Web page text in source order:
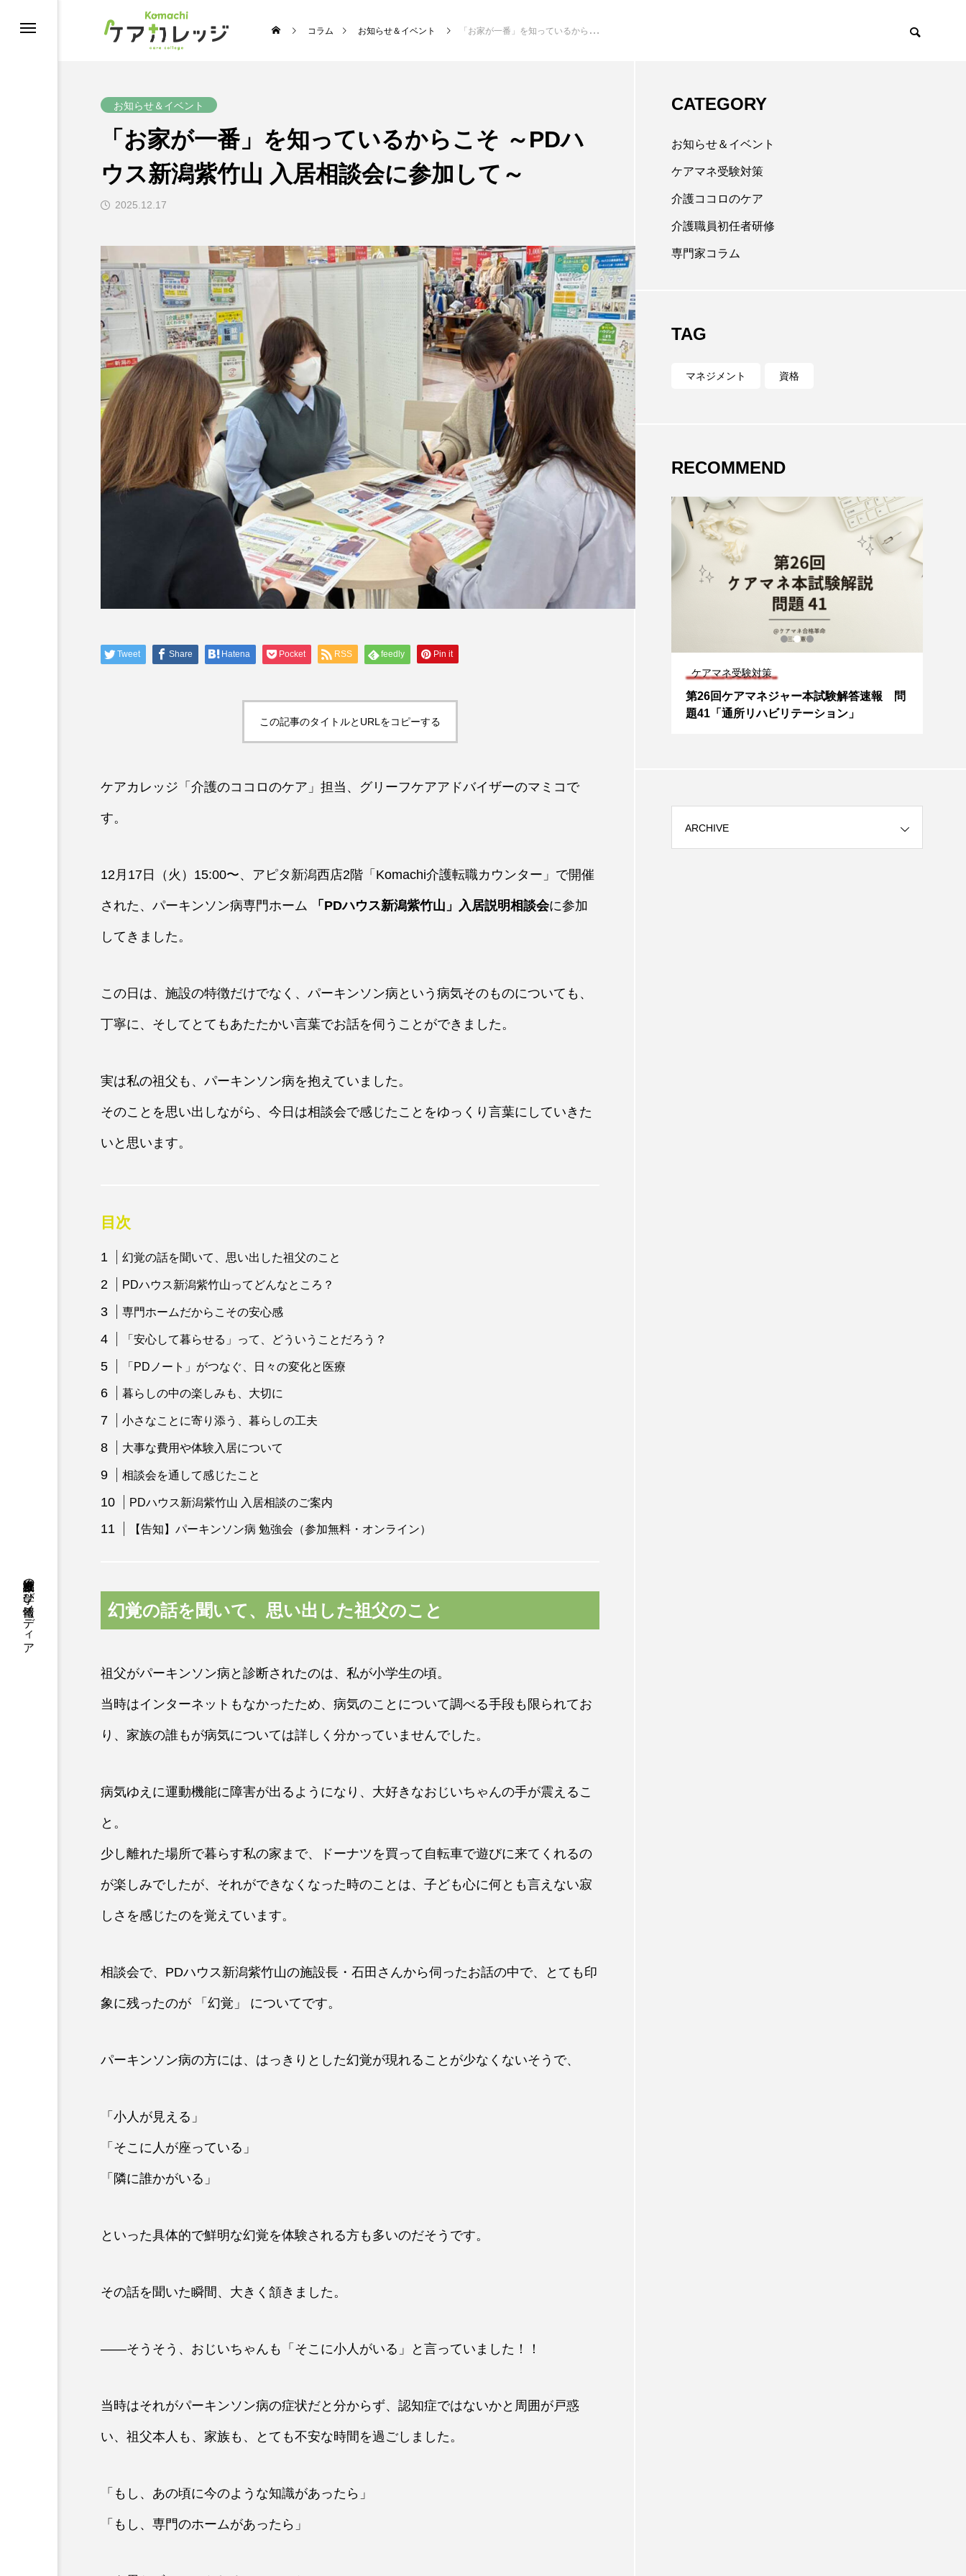
医療介護福祉の学び情報メディア
コラム お知らせ＆イベント 「お家が一番」を知っているからこそ ～PDハウス新潟紫竹山 入居相談会に参加して～
お知らせ＆イベント
「お家が一番」を知っているからこそ ～PDハ
ウス新潟紫竹山 入居相談会に参加して～
2025.12.17
Tweet Share Hatena Pocket RSS feedly Pin it
この記事のタイトルとURLをコピーする
ケアカレッジ「介護のココロのケア」担当、 グリーフケアアドバイザーのマミコで
す。
12月17日（火）15:00〜、アピタ新潟西店2階「Komachi介護転職カウンター」で開催
された、パーキンソン病専門ホーム 「PDハウス新潟紫竹山」入居説明相談会に参加
してきました。
この日は、施設の特徴だけでなく、パーキンソン病という病気そのものについても、
丁寧に、そしてとてもあたたかい言葉でお話を伺うことができました。
実は私の祖父も、パーキンソン病を抱えていました。
そのことを思い出しながら、今日は相談会で感じたことをゆっくり言葉にしていきた
いと思います。
目次
幻覚の話を聞いて、思い出した祖父のこと
PDハウス新潟紫竹山ってどんなところ？
専門ホームだからこその安心感
「安心して暮らせる」って、どういうことだろう？
「PDノート」がつなぐ、日々の変化と医療
暮らしの中の楽しみも、大切に
小さなことに寄り添う、暮らしの工夫
大事な費用や体験入居について
相談会を通して感じたこと
PDハウス新潟紫竹山 入居相談のご案内
【告知】パーキンソン病 勉強会（参加無料・オンライン）
幻覚の話を聞いて、思い出した祖父のこと
祖父がパーキンソン病と診断されたのは、私が小学生の頃。
当時はインターネットもなかったため、病気のことについて調べる手段も限られてお
り、家族の誰もが病気については詳しく分かっていませんでした。
病気ゆえに運動機能に障害が出るようになり、大好きなおじいちゃんの手が震えるこ
と。
少し離れた場所で暮らす私の家まで、ドーナツを買って自転車で遊びに来てくれるの
が楽しみでしたが、それができなくなった時のことは、子ども心に何とも言えない寂
しさを感じたのを覚えています。
相談会で、PDハウス新潟紫竹山の施設長・石田さんから伺ったお話の中で、とても印
象に残ったのが 「幻覚」 についてです。
パーキンソン病の方には、はっきりとした幻覚が現れることが少なくないそうで、
「小人が見える」
「そこに人が座っている」
「隣に誰かがいる」
といった具体的で鮮明な幻覚を体験される方も多いのだそうです。
その話を聞いた瞬間、大きく頷きました。
——そうそう、おじいちゃんも「そこに小人がいる」と言っていました！！
当時はそれがパーキンソン病の症状だと分からず、認知症ではないかと周囲が戸惑
い、祖父本人も、家族も、とても不安な時間を過ごしました。
「もし、あの頃に今のような知識があったら」
「もし、専門のホームがあったら」
CATEGORY
お知らせ＆イベント
ケアマネ受験対策
介護ココロのケア
介護職員初任者研修
専門家コラム
TAG
マネジメント 資格
RECOMMEND
ケアマネ受験対策
第26回ケアマネジャー本試験解答速報 問
題41「通所リハビリテーション」
ARCHIVE